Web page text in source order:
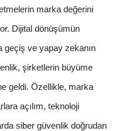
marka değerini
Dijital dönüşümün
geçiş ve yapay zekanın
şirketlerin büyüme
geldi. Özellikle, marka
açılım, teknoloji
siber güvenlik doğrudan